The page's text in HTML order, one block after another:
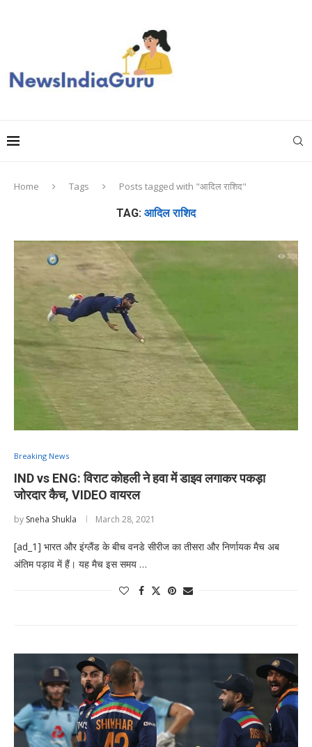
Home Tags Posts tagged with "आदिल राशिद"
TAG: आदिल राशिद
Breaking News
IND vs ENG: विराट कोहली ने हवा में डाइव लगाकर पकड़ा
जोरदार कैच, VIDEO वायरल
by Sneha Shukla March 28, 2021
[ad_1] भारत और इंग्लैंड के बीच वनडे सीरीज का तीसरा और निर्णायक मैच अब
अंतिम पड़ाव में हैं। यह मैच इस समय …